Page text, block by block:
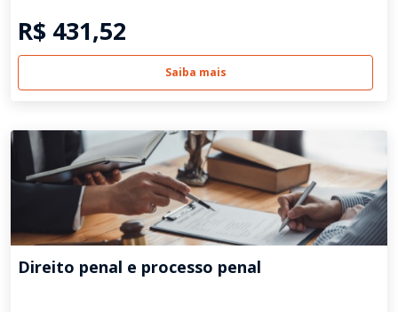
R$ 431,52
Saiba mais
Direito penal e processo penal